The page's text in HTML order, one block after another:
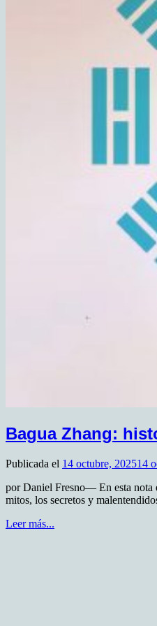
Bagua Zhang:
Publicada el 14 octubre, 202514
por Daniel Fresno— En esta nota
mitos, los secretos y
Leer más...